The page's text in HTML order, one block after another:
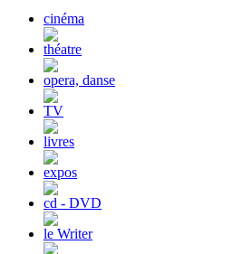
cinéma
théatre
opera, danse
TV
livres
expos
cd - DVD
le Writer